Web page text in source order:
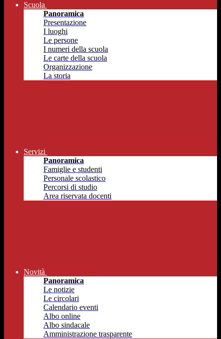
Scuola
Panoramica
Presentazione
I luoghi
Le persone
I numeri della scuola
Le carte della scuola
Organizzazione
La storia
Servizi
Panoramica
Famiglie e studenti
Personale scolastico
Percorsi di studio
Area riservata docenti
Novità
Panoramica
Le notizie
Le circolari
Calendario eventi
Albo online
Albo sindacale
Amministrazione trasparente